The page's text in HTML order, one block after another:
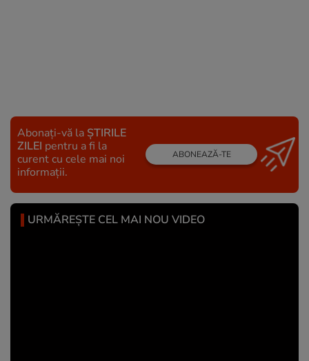
Abonați-vă la ȘTIRILE
ZILEI pentru a fi la
curent cu cele mai noi
informații.
ABONEAZĂ-TE
URMĂREȘTE CEL MAI NOU VIDEO